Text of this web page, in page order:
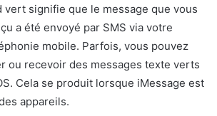
vert signifie que le message que vous
a été envoyé par SMS via votre
mobile. Parfois, vous pouvez
ou recevoir des messages texte verts
Cela se produit lorsque iMessage est
appareils.